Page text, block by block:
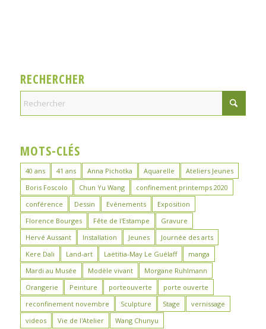
RECHERCHER
MOTS-CLÉS
40 ans 41 ans Anna Pichotka Aquarelle
Ateliers Jeunes
Boris Foscolo
Chun Yu Wang
confinement printemps 2020
conférence
Dessin Evénements
Exposition
Florence Bourges
Fête de l'Estampe
Gravure
Hervé Aussant
Installation Jeunes
Journée des arts
Kere Dali
Land-art Laëtitia-May Le Guélaff
manga
Mardi au Musée
Modèle vivant
Morgane Ruhlmann
Orangerie
Peinture porteouverte
porte ouverte
reconfinement novembre
Sculpture Stage
vernissage
videos
Vie de l'Atelier Wang Chunyu